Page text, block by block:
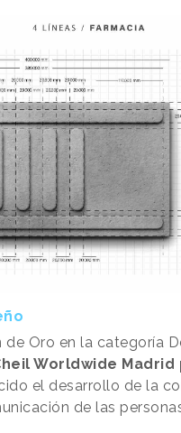
de Oro en la categoría
Worldwide Madrid
el desarrollo de la
de las